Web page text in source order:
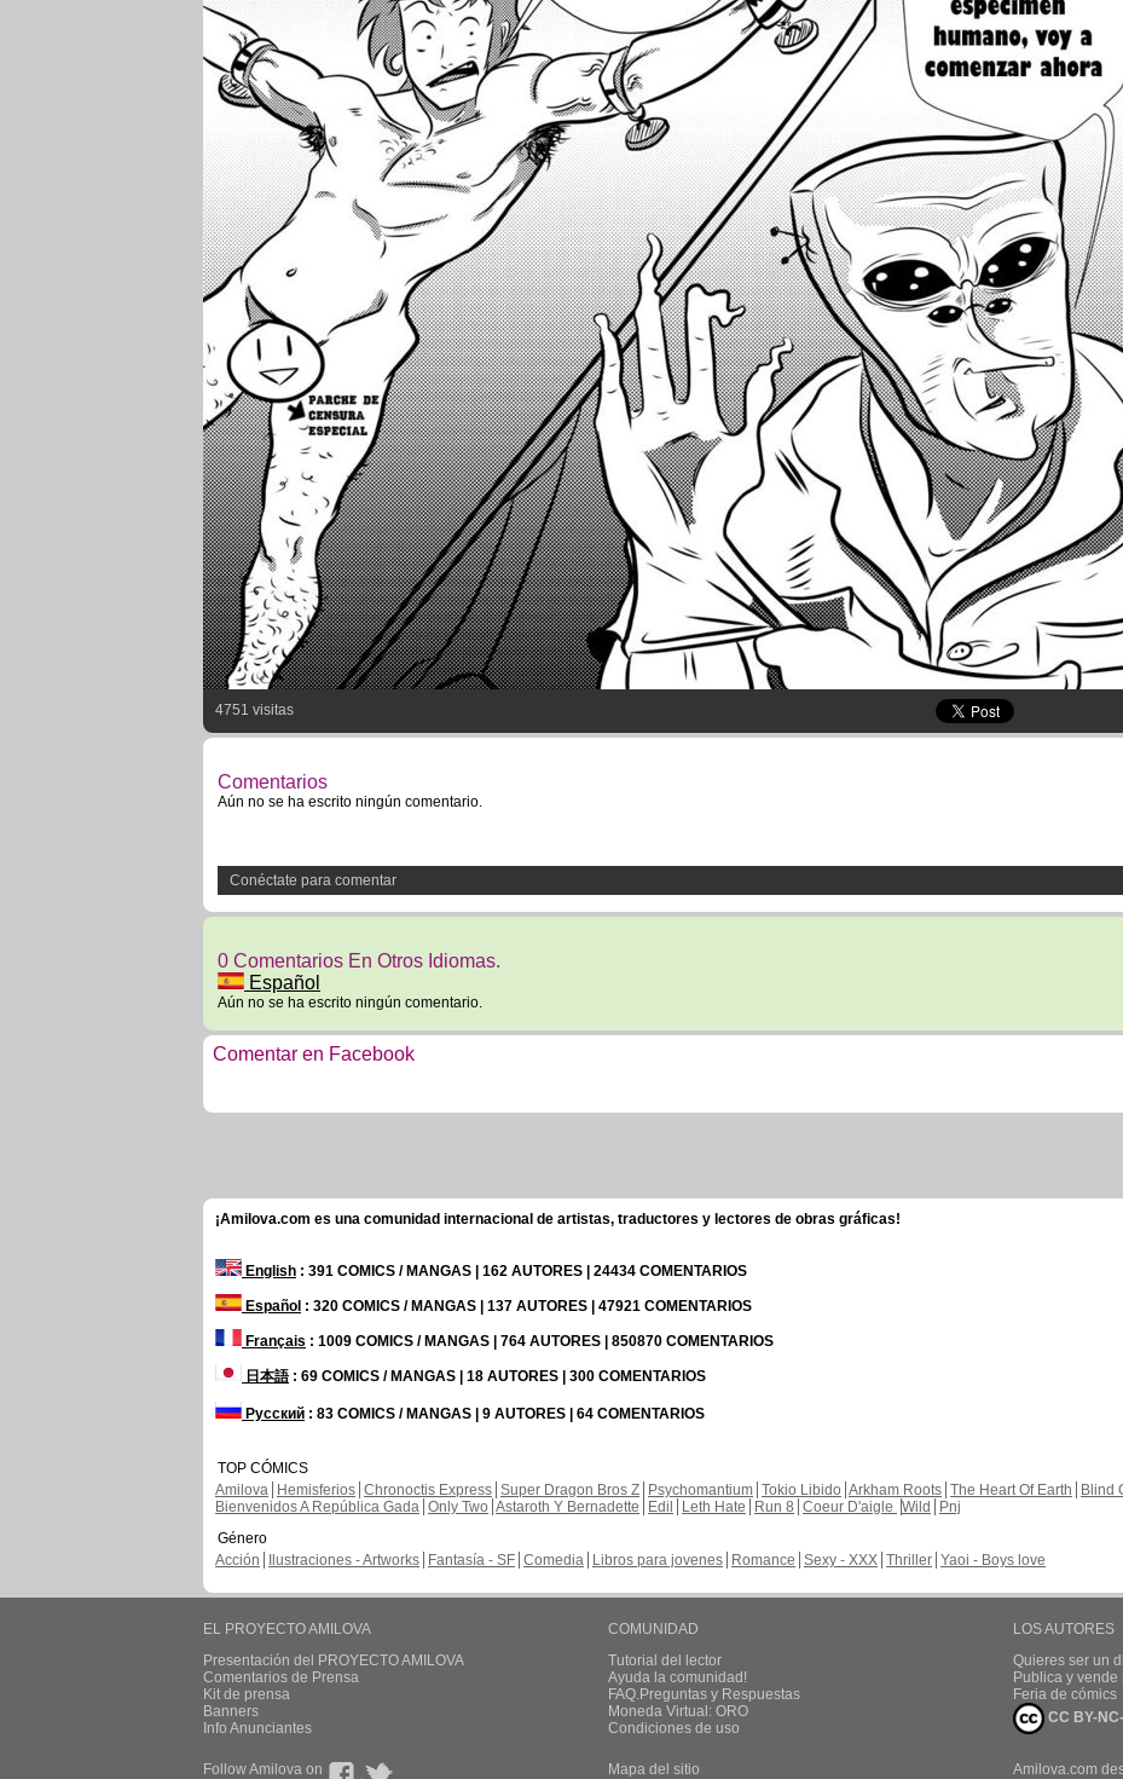
4751 visitas
Comentarios
Aún no se ha escrito ningún comentario.
Conéctate para comentar
0 Comentarios En Otros Idiomas.
Español
Aún no se ha escrito ningún comentario.
Comentar en Facebook
¡Amilova.com es una comunidad internacional de artistas, traductores y lectores de obras gráficas!
English : 391 COMICS / MANGAS | 162 AUTORES | 24434 COMENTARIOS
Español : 320 COMICS / MANGAS | 137 AUTORES | 47921 COMENTARIOS
Français : 1009 COMICS / MANGAS | 764 AUTORES | 850870 COMENTARIOS
日本語: 69 COMICS / MANGAS | 18 AUTORES | 300 COMENTARIOS
Русский : 83 COMICS / MANGAS | 9 AUTORES | 64 COMENTARIOS
TOP CÓMICS
Amilova
Hemisferios Chronoctis Express Super Dragon Bros Z Psychomantium Tokio Libido Arkham Roots The Heart Of Earth Blind
Bienvenidos A República Gada Only Two Astaroth Y Bernadette Edil Leth Hate Run 8 Coeur D'aigle Wild
Pnj
Género
Acción
Ilustraciones - Artworks Fantasía - SF Comedia Libros para jovenes Romance Sexy - XXX Thriller Yaoi - Boys love
EL PROYECTO AMILOVA
Presentación del PROYECTO AMILOVA
Comentarios de Prensa
Kit de prensa
Banners
Info Anunciantes
COMUNIDAD
Tutorial del lector
Ayuda la comunidad!
FAQ.Preguntas y Respuestas
Moneda Virtual: ORO
Condiciones de uso
LOS AUTORES
Quieres ser un
Publica y vende
Feria de cómics
CC BY-
Follow Amilova on Mapa del sitio Amilova.com